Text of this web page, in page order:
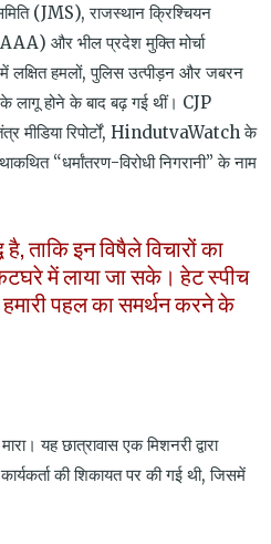
(JMS), राजस्थान क्रिश्चियन
और भील प्रदेश मुक्ति मोर्चा
हमलों, पुलिस उत्पीड़न और जबरन
के लागू होने के बाद बढ़ गई थीं। CJP
मीडिया रिपोर्टों, HindutvaWatch के
“धर्मांतरण-विरोधी निगरानी” के नाम
ताकि इन विषैले विचारों का
में लाया जा सके। हेट स्पीच
पहल का समर्थन करने के
यह छात्रावास एक मिशनरी द्वारा
की शिकायत पर की गई थी,जिसमें